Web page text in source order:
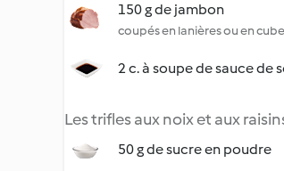
150 g de jambon
coupés en lanières ou en
2 c. à soupe de sauce de
Les trifles aux noix et aux
50 g de sucre en poudre